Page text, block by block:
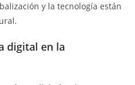
y la tecnología están
digital en la